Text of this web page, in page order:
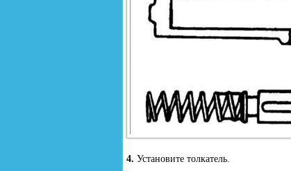
4. Установите толкатель.